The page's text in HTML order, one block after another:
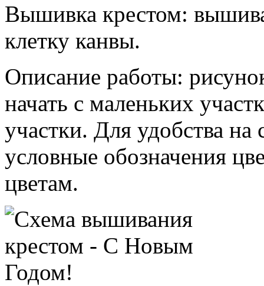
Вышивка крестом:
клетку канвы.
Описание работы:
начать с маленьких
участки. Для удобства
условные обозначения
цветам.